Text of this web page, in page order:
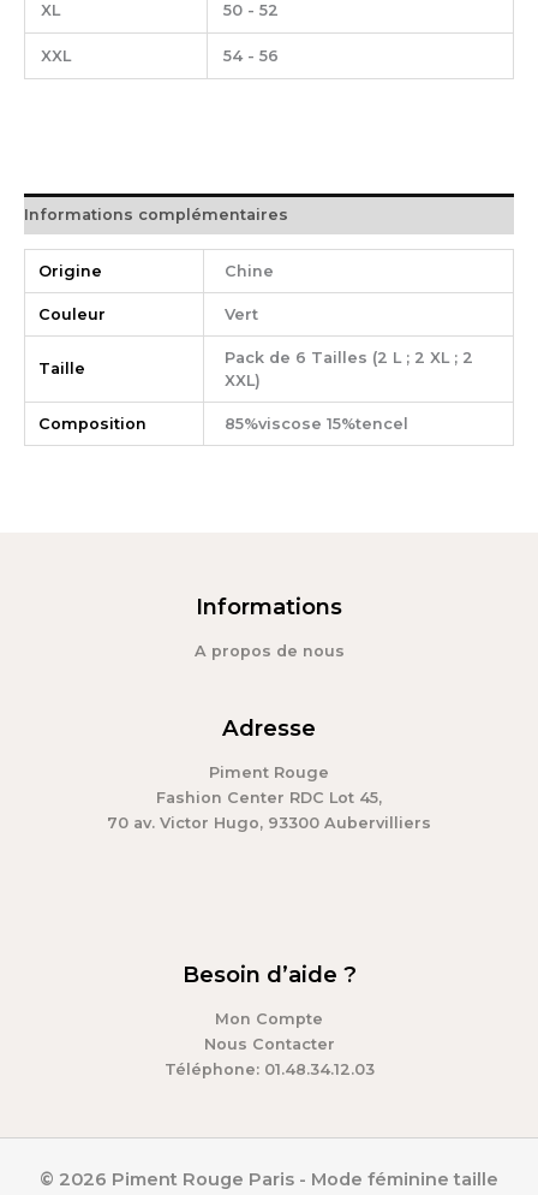
XL 50 - 52
XXL 54 - 56
Informations complémentaires
Origine Chine
Couleur Vert
Taille
Pack de 6 Tailles (2 L ; 2 XL ; 2
XXL)
Composition 85%viscose 15%tencel
Informations
A propos de nous
Adresse
Piment Rouge
Fashion Center RDC Lot 45,
70 av. Victor Hugo, 93300 Aubervilliers
Besoin d’aide ?
Mon Compte
Nous Contacter
Téléphone: 01.48.34.12.03
© 2026 Piment Rouge Paris - Mode féminine taille